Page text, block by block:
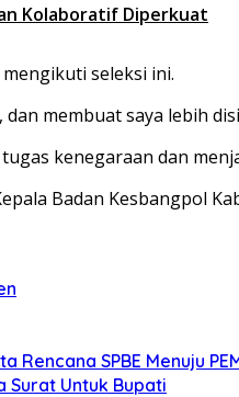
Kolaboratif Diperkuat
seleksi ini.
membuat saya lebih
kenegaraan dan
Badan Kesbangpol
SPBE Menuju
Surat Untuk Bupati